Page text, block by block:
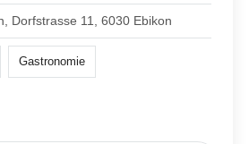
Dorfstrasse 11, 6030 Ebikon
Gastronomie